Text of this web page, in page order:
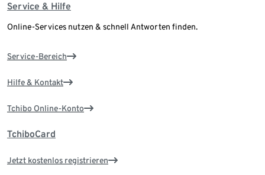
Service & Hilfe
Online-Services nutzen & schnell Antworten finden.
Service-Bereich
Hilfe & Kontakt
Tchibo Online-Konto
TchiboCard
Jetzt kostenlos registrieren